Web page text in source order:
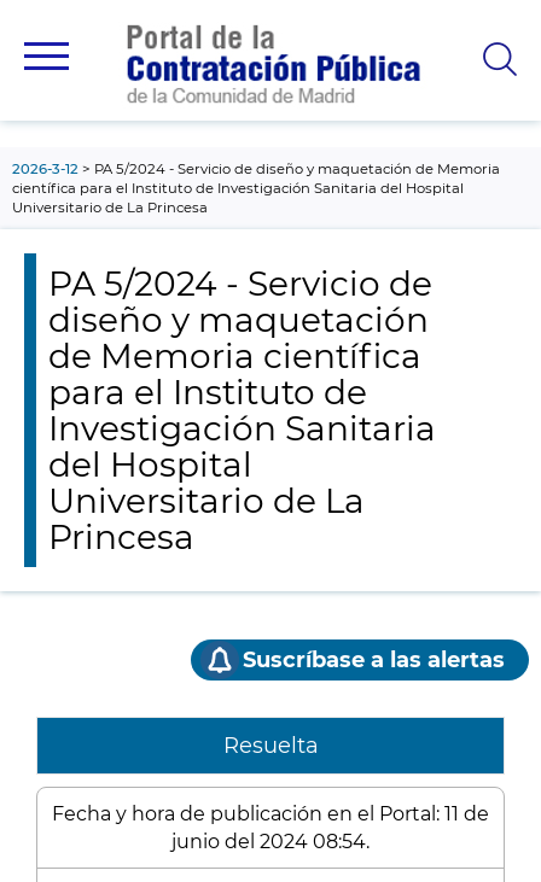
principal
2026-3-12
PA 5/2024 - Servicio de diseño y maquetación de Memoria
científica para el Instituto de Investigación Sanitaria del Hospital
Universitario de La Princesa
PA 5/2024 - Servicio de
diseño y maquetación
de Memoria científica
para el Instituto de
Investigación Sanitaria
del Hospital
Universitario de La
Princesa
Suscríbase a las alertas
Resuelta
Fecha y hora de publicación en el Portal: 11 de
junio del 2024 08:54.